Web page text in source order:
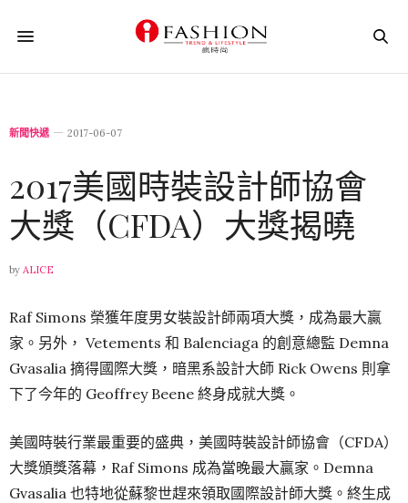
新聞快遞 2017-06-07
2017美國時裝設計師協會
大獎（CFDA）大獎揭曉
by ALICE
Raf Simons 榮獲年度男女裝設計師兩項大獎，成為最大贏
家。另外， Vetements 和 Balenciaga 的創意總監 Demna
Gvasalia 摘得國際大獎，暗黑系設計大師 Rick Owens 則拿
下了今年的 Geoffrey Beene 終身成就大獎。
美國時裝行業最重要的盛典，美國時裝設計師協會（CFDA）
大獎頒獎落幕，Raf Simons 成為當晚最大贏家。Demna
Gvasalia 也特地從蘇黎世趕來領取國際設計師大獎。終生成